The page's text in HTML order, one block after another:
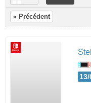
« Précédent